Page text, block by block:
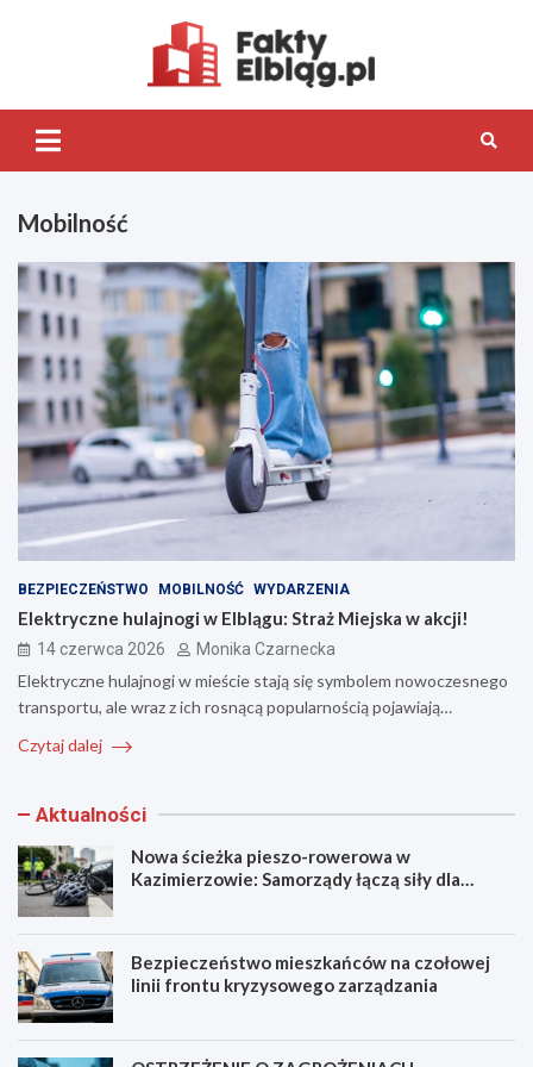
Mobilność
BEZPIECZEŃSTWO MOBILNOŚĆ WYDARZENIA
Elektryczne hulajnogi w Elblągu: Straż Miejska w akcji!
14 czerwca 2026 Monika Czarnecka
Elektryczne hulajnogi w mieście stają się symbolem nowoczesnego
transportu, ale wraz z ich rosnącą popularnością pojawiają…
Czytaj dalej
Aktualności
Nowa ścieżka pieszo-rowerowa w
Kazimierzowie: Samorządy łączą siły dla
Bezpieczeństwo mieszkańców na czołowej
linii frontu kryzysowego zarządzania